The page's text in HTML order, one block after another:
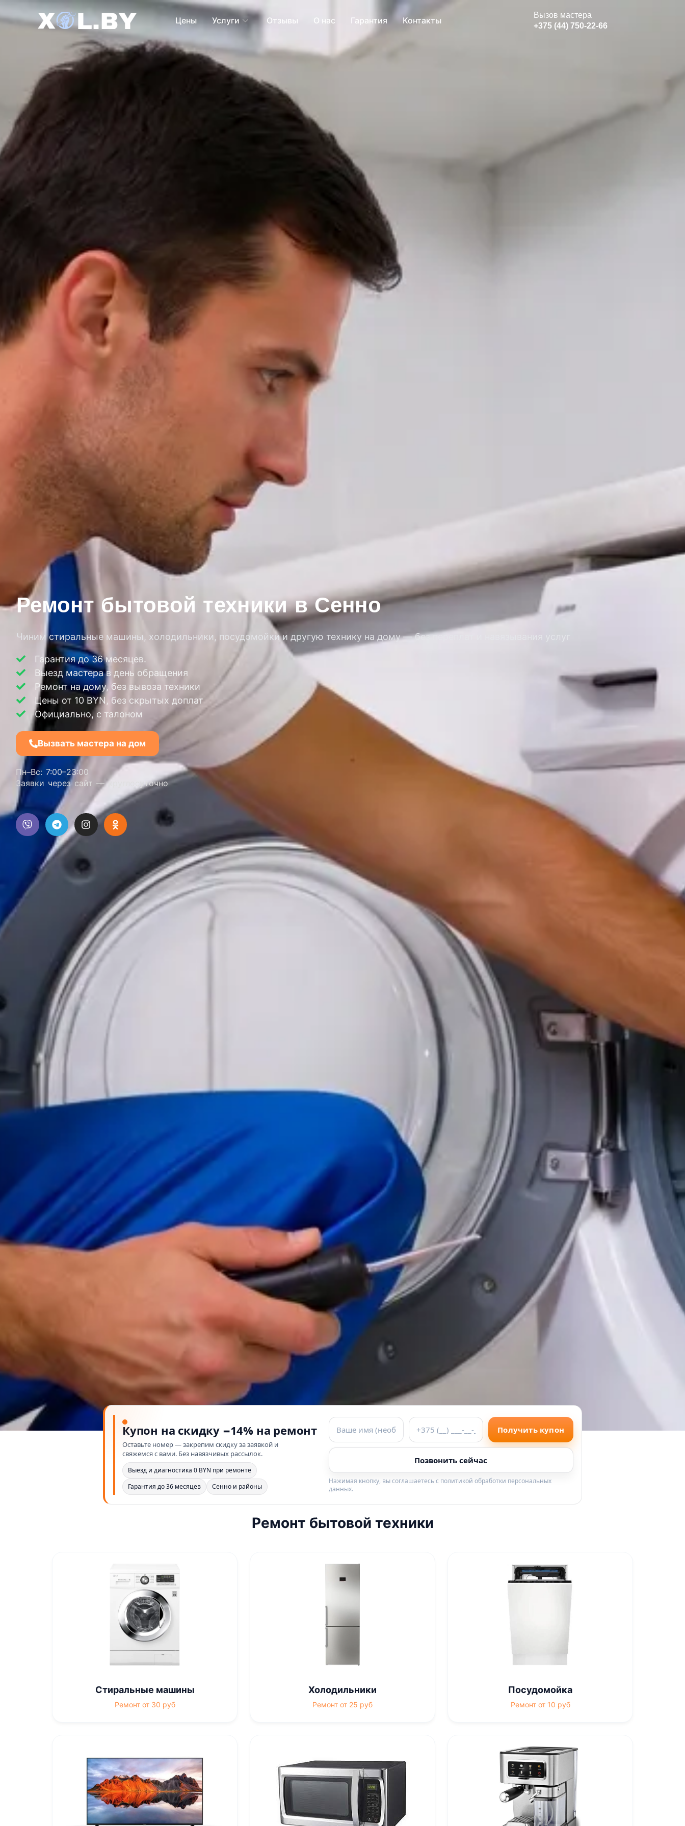
Цены Услуги Отзывы О нас Гарантия Контакты
Вызов мастера
+375 (44) 750-22-66
Ремонт бытовой техники в Сенно
Чиним стиральные машины, холодильники, посудомойки и другую технику на дому — без переплат и навязывания услуг
Гарантия до 36 месяцев.
Выезд мастера в день обращения
Ремонт на дому, без вывоза техники
Цены от 10 BYN, без скрытых доплат
Официально, с талоном
Вызвать мастера на дом
Пн–Вс: 7:00–23:00
Заявки через сайт — круглосуточно
Купон на скидку −14% на ремонт
Оставьте номер — закрепим скидку за заявкой и
свяжемся с вами. Без навязчивых рассылок.
Выезд и диагностика 0 BYN при ремонте
Гарантия до 36 месяцев
Сенно и районы
Получить купон
Позвонить сейчас
Нажимая кнопку, вы соглашаетесь с политикой обработки персональных
данных.
Ремонт бытовой техники
Стиральные машины
Ремонт от 30 руб
Холодильники
Ремонт от 25 руб
Посудомойка
Ремонт от 10 руб